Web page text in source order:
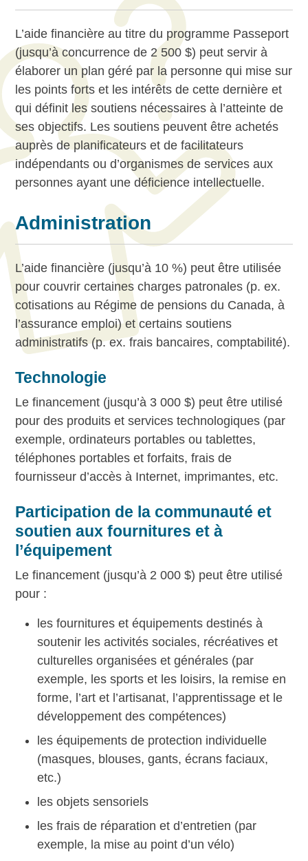
L’aide financière au titre du programme Passeport
(jusqu’à concurrence de 2 500 $) peut servir à
élaborer un plan géré par la personne qui mise sur
les points forts et les intérêts de cette dernière et
qui définit les soutiens nécessaires à l’atteinte de
ses objectifs. Les soutiens peuvent être achetés
auprès de planificateurs et de facilitateurs
indépendants ou d’organismes de services aux
personnes ayant une déficience intellectuelle.
Administration
L’aide financière (jusqu’à 10 %) peut être utilisée
pour couvrir certaines charges patronales (p. ex.
cotisations au Régime de pensions du Canada, à
l’assurance emploi) et certains soutiens
administratifs (p. ex. frais bancaires, comptabilité).
Technologie
Le financement (jusqu’à 3 000 $) peut être utilisé
pour des produits et services technologiques (par
exemple, ordinateurs portables ou tablettes,
téléphones portables et forfaits, frais de
fournisseur d’accès à Internet, imprimantes, etc.
Participation de la communauté et
soutien aux fournitures et à
l’équipement
Le financement (jusqu’à 2 000 $) peut être utilisé
pour :
les fournitures et équipements destinés à
soutenir les activités sociales, récréatives et
culturelles organisées et générales (par
exemple, les sports et les loisirs, la remise en
forme, l’art et l’artisanat, l’apprentissage et le
développement des compétences)
les équipements de protection individuelle
(masques, blouses, gants, écrans faciaux,
etc.)
les objets sensoriels
les frais de réparation et d’entretien (par
exemple, la mise au point d’un vélo)